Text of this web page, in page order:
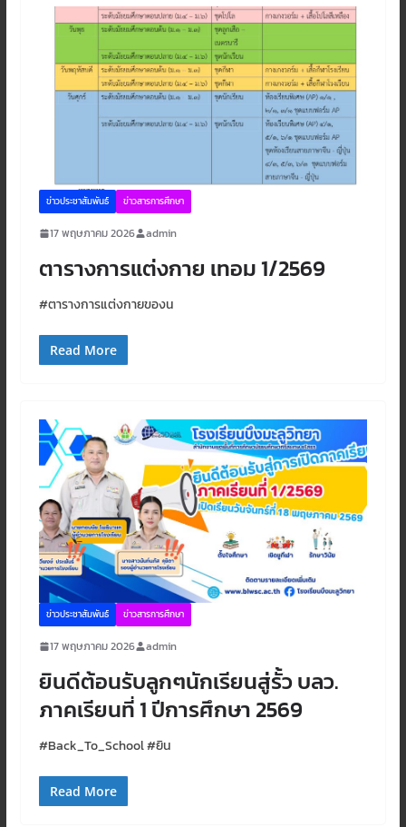
ข่าวประชาสัมพันธ์ ข่าวสารการศึกษา
17 พฤษภาคม 2026 admin
ตารางการแต่งกาย เทอม 1/2569
#ตารางการแต่งกายของน
Read More
ข่าวประชาสัมพันธ์ ข่าวสารการศึกษา
17 พฤษภาคม 2026 admin
ยินดีต้อนรับลูกๆนักเรียนสู่รั้ว บลว.
ภาคเรียนที่ 1 ปีการศึกษา 2569
#Back_To_School #ยิน
Read More